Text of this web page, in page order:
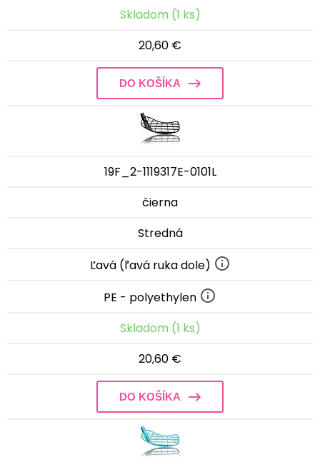
Skladom (1 ks)
20,60 €
DO KOŠÍKA
19F_2-1119317E-0101L
čierna
Stredná
Ľavá (ľavá ruka dole)
PE - polyethylen
Skladom (1 ks)
20,60 €
DO KOŠÍKA